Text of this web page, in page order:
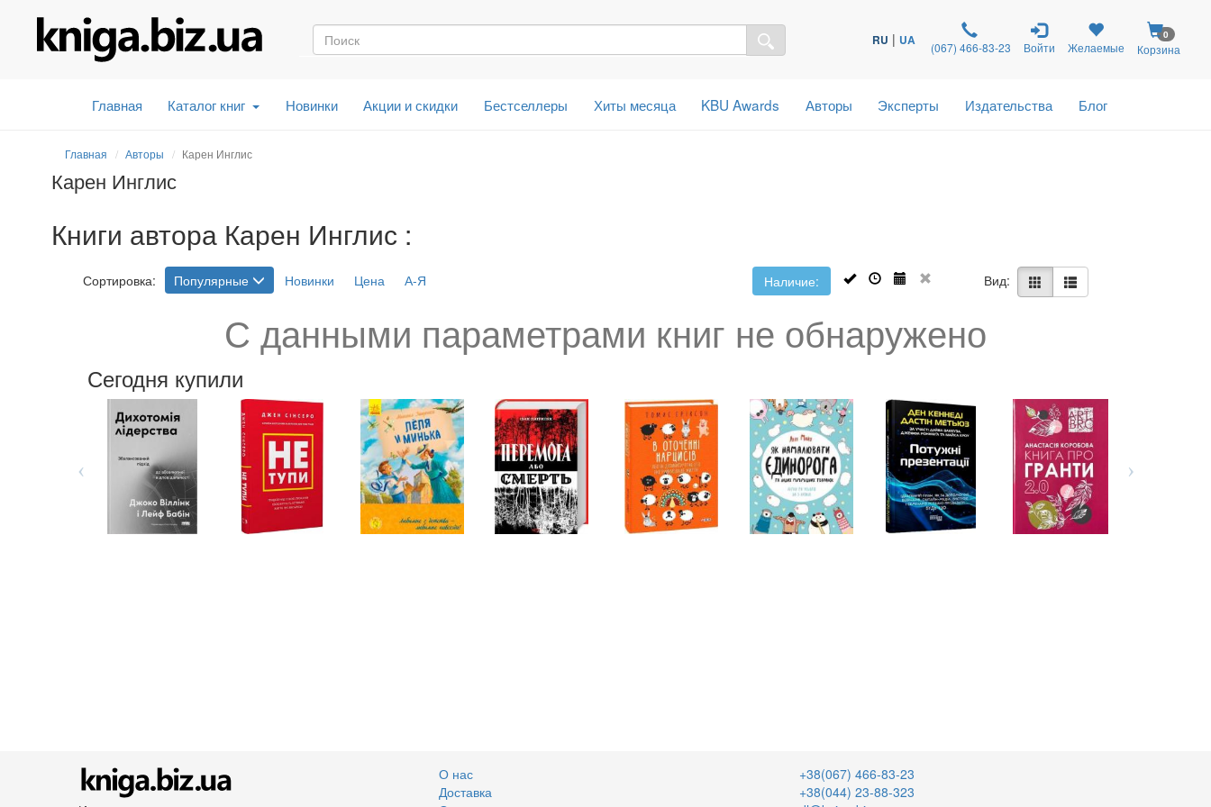
RU | UA (067) 466-83-23 Войти Желаемые
0
Корзина
Главная Каталог книг Новинки Акции и скидки Бестселлеры Хиты месяца KBU Awards Авторы Эксперты Издательства Блог
Главная Авторы Карен Инглис
Карен Инглис
Книги автора Карен Инглис :
Сортировка: Популярные Новинки Цена А-Я Наличие: Вид:
С данными параметрами книг не обнаружено
Сегодня купили
О нас
Доставка
+38(067) 466-83-23
+38(044) 23-88-323